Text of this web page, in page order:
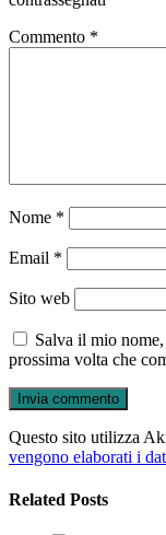
Commento *
Nome *
Email *
Sito web
Salva il mio
prossima volta che
Questo sito utilizza
vengono elaborati i
Related Posts